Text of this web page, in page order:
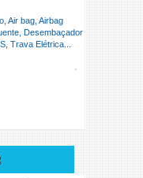
Air bag, Airbag
Desembaçador
Trava Elétrica...